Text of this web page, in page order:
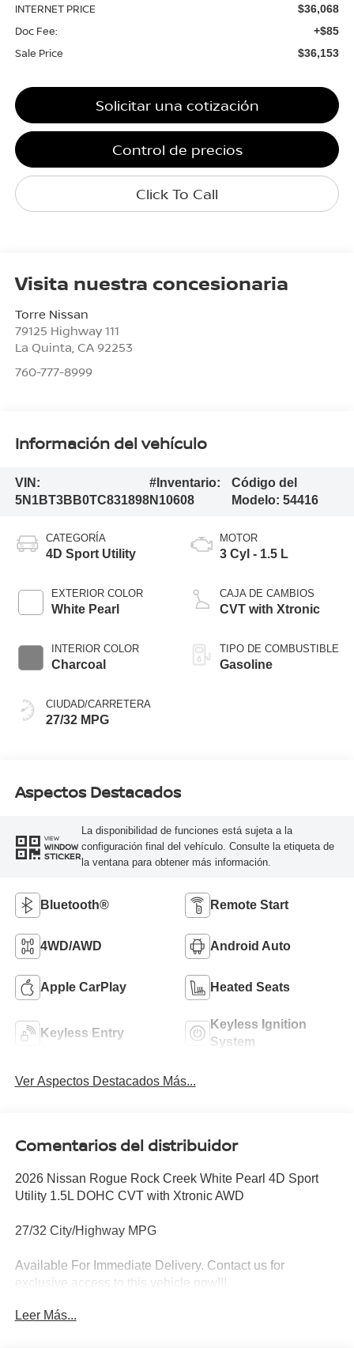
INTERNET PRICE $36,068
Doc Fee: +$85
Sale Price $36,153
Solicitar una cotización
Control de precios
Click To Call
Visita nuestra concesionaria
Torre Nissan
79125 Highway 111
La Quinta CA 92253
760-777-8999
Información del vehículo
VIN:
5N1BT3BB0TC831898
#Inventario:
N10608
Código del
Modelo:54416
CATEGORÍA
4D Sport Utility
EXTERIOR COLOR
White Pearl
INTERIOR COLOR
Charcoal
CIUDAD/CARRETERA
27/32 MPG
MOTOR
3 Cyl - 1.5 L
CAJA DE CAMBIOS
CVT with Xtronic
TIPO DE COMBUSTIBLE
Gasoline
Aspectos Destacados
VIEW
WINDOW
STICKER
La disponibilidad de funciones está sujeta a la
configuración final del vehículo. Consulte la etiqueta de
la ventana para obtener más información.
Bluetooth® Remote Start
4WD/AWD Android Auto
Apple CarPlay Heated Seats
Keyless Entry
Keyless Ignition
System
Ver Aspectos Destacados Más...
Comentarios del distribuidor
2026 Nissan Rogue Rock Creek White Pearl 4D Sport
Utility 1.5L DOHC CVT with Xtronic AWD
27/32 City/Highway MPG
Available For Immediate Delivery. Contact us for
exclusive access to this vehicle now!!!
Leer Más...